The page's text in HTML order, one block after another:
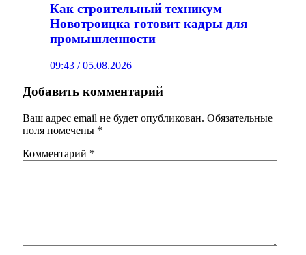
Как строительный техникум
Новотроицка готовит кадры для
промышленности
09:43 / 05.08.2026
Добавить комментарий
Ваш адрес email не будет опубликован. Обязательные
поля помечены *
Комментарий *